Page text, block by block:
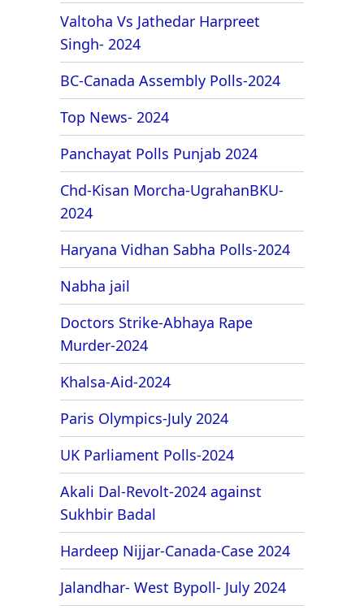
Valtoha Vs Jathedar Harpreet
Singh- 2024
BC-Canada Assembly Polls-2024
Top News- 2024
Panchayat Polls Punjab 2024
Chd-Kisan Morcha-UgrahanBKU-
2024
Haryana Vidhan Sabha Polls-2024
Nabha jail
Doctors Strike-Abhaya Rape
Murder-2024
Khalsa-Aid-2024
Paris Olympics-July 2024
UK Parliament Polls-2024
Akali Dal-Revolt-2024 against
Sukhbir Badal
Hardeep Nijjar-Canada-Case 2024
Jalandhar- West Bypoll- July 2024